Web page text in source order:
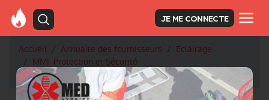
JE ME CONNECTE
Accueil Annuaire des fournisseurs
Eclairage
MMF Protection et Sécurité
Projecteur PELI™ 9410 rechargeable